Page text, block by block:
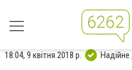
18:04, 9 квітня 2018 р.